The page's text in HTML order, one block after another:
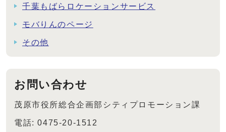
千葉もばらロケーションサービス
モバりんのページ
その他
お問い合わせ
茂原市役所総合企画部シティプロモーション課
電話: 0475-20-1512